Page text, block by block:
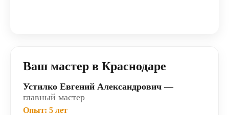
Ваш мастер в Краснодаре
Устилко Евгений Александрович —
главный мастер
Опыт: 5 лет